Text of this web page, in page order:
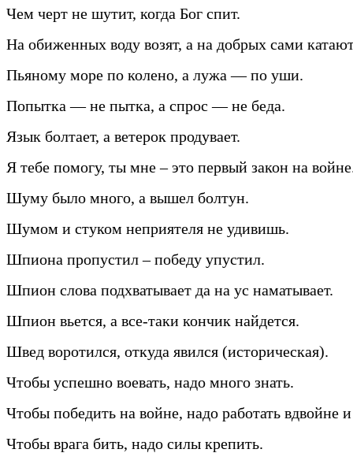
Чем черт не шутит, когда Бог спит.
На обиженных воду возят, а на добрых сами
Пьяному море по колено, а лужа — по уши.
Попытка — не пытка, а спрос — не беда.
Язык болтает, а ветерок продувает.
Я тебе помогу, ты мне – это первый закон на
Шуму было много, а вышел болтун.
Шумом и стуком неприятеля не удивишь.
Шпиона пропустил – победу упустил.
Шпион слова подхватывает да на ус наматывает.
Шпион вьется, а все-таки кончик найдется.
Швед воротился, откуда явился (историческая).
Чтобы успешно воевать, надо много знать.
Чтобы победить на войне, надо работать вдвойне
Чтобы врага бить, надо силы крепить.